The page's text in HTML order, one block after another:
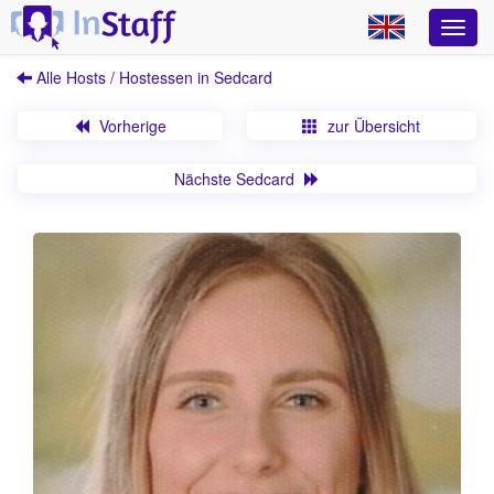
Alle Hosts / Hostessen in Sedcard
Vorherige zur Übersicht
Nächste Sedcard